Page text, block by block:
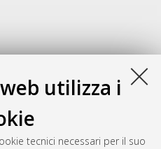
utilizza i
tecnici necessari per il suo
in cavo interrato in media